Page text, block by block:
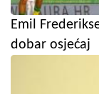
Emil
dobar osjećaj